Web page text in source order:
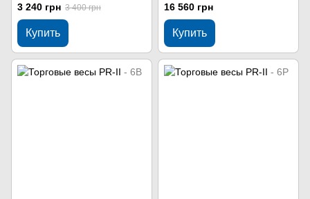
3 240 грн 3 400 грн
Купить
16 560 грн
Купить